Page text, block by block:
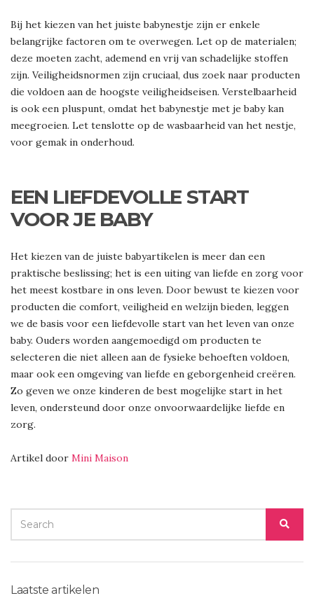
Bij het kiezen van het juiste babynestje zijn er enkele
belangrijke factoren om te overwegen. Let op de materialen;
deze moeten zacht, ademend en vrij van schadelijke stoffen
zijn. Veiligheidsnormen zijn cruciaal, dus zoek naar producten
die voldoen aan de hoogste veiligheidseisen. Verstelbaarheid
is ook een pluspunt, omdat het babynestje met je baby kan
meegroeien. Let tenslotte op de wasbaarheid van het nestje,
voor gemak in onderhoud.
EEN LIEFDEVOLLE START
VOOR JE BABY
Het kiezen van de juiste babyartikelen is meer dan een
praktische beslissing; het is een uiting van liefde en zorg voor
het meest kostbare in ons leven. Door bewust te kiezen voor
producten die comfort, veiligheid en welzijn bieden, leggen
we de basis voor een liefdevolle start van het leven van onze
baby. Ouders worden aangemoedigd om producten te
selecteren die niet alleen aan de fysieke behoeften voldoen,
maar ook een omgeving van liefde en geborgenheid creëren.
Zo geven we onze kinderen de best mogelijke start in het
leven, ondersteund door onze onvoorwaardelijke liefde en
zorg.
Artikel door Mini Maison
SEARCH
FOR:
Laatste artikelen